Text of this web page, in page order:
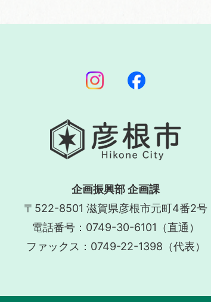
企画振興部 企画課
〒522-8501 滋賀県彦根市元町4番2号
電話番号：0749-30-6101（直通）
ファックス：0749-22-1398（代表）